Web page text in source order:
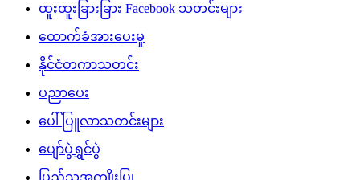
ထူးထူးခြားခြား Facebook သတင်းများ
ထောက်ခံအားပေးမှု
နိုင်ငံတကာသတင်း
ပညာပေး
ပေါ်ပြူလာသတင်းများ
ပျော်ပွဲရွှင်ပွဲ
ပြည်သူ့အကျိုးပြု